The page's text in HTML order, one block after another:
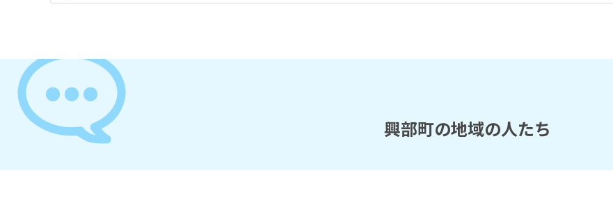
興部町の地域の人たち